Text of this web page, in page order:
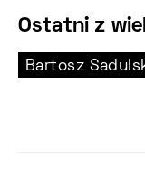
Ostatni z
Bartosz